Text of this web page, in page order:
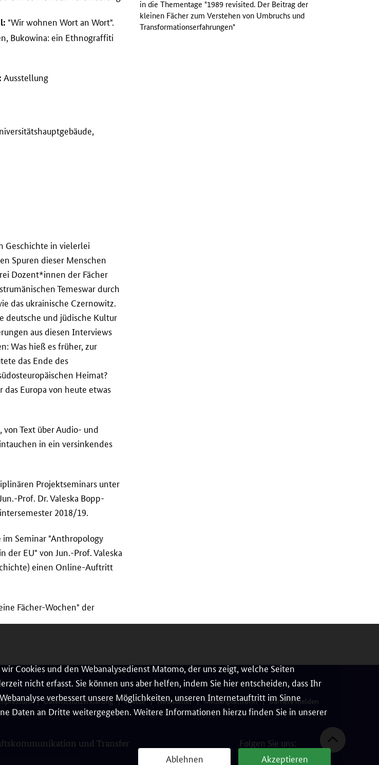
Cookies und den Webanalysedienst Matomo, der uns zeigt, welche Seiten
nicht erfasst. Sie können uns aber helfen, indem Sie hier entscheiden, dass Ihr
verbessert unsere Möglichkeiten, unseren Internetauftritt im Sinne
Daten an Dritte weitergegeben. Weitere Informationen hierzu finden Sie in unserer
Ablehnen Akzeptieren
"Wir wohnen Wort an Wort".
Bukowina: ein Ethnograffiti
Ausstellung
Geschichte in vielerlei
Spuren dieser Menschen
Dozent*innen der Fächer
Temeswar durch
das ukrainische Czernowitz.
deutsche und jüdische Kultur
aus diesen Interviews
Was hieß es früher, zur
das Ende des
Heimat?
Europa von heute etwas
Text über Audio- und
in ein versinkendes
Projektseminars unter
Prof. Dr. Valeska Bopp-
2018/19.
Seminar "Anthropology
EU" von Jun.-Prof. Valeska
einen Online-Auftritt
Fächer-Wochen" der
in die Thementage "1989 revisited. Der Beitrag der
kleinen Fächer zum Verstehen von Umbruchs und
Transformationserfahrungen"
Datenschutzerklärung Presse Newsletter Medienplattform Barriere melden
und Transfer Folgen Sie uns: